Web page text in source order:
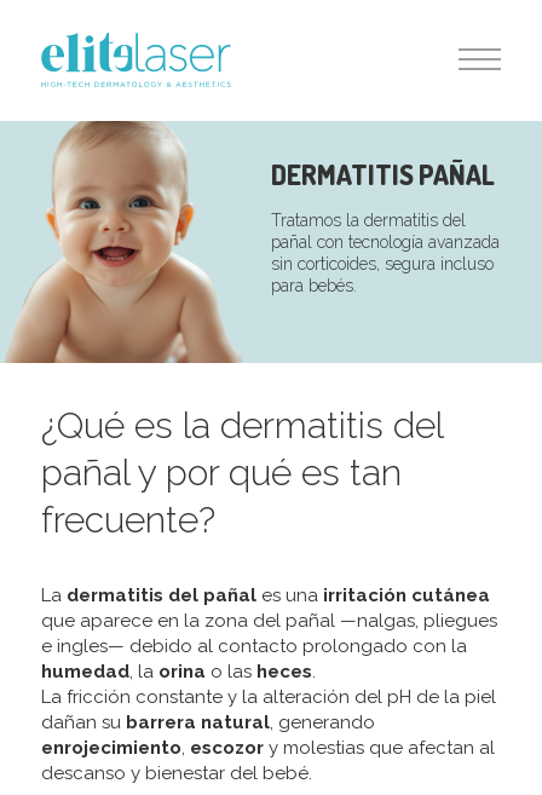
DERMATITIS PAÑAL
Tratamos la dermatitis del
pañal con tecnología avanzada
sin corticoides, segura incluso
para bebés.
¿Qué es la dermatitis del
pañal y por qué es tan
frecuente?
La dermatitis del pañales una irritación cutánea
que aparece en la zona del pañal —nalgas, pliegues
e ingles— debido al contacto prolongado con la
humedad, la orina o las heces.
La fricción constante y la alteración del pH de la piel
dañan su barrera natural, generando
enrojecimiento, escozory molestias que afectan al
descanso y bienestar del bebé.